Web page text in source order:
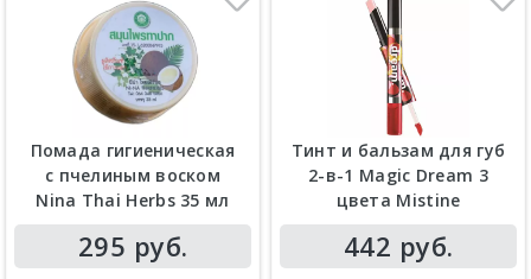
Помада гигиеническая
с пчелиным воском
Nina Thai Herbs 35 мл
295 руб.
Тинт и бальзам для губ
2-в-1 Magic Dream 3
цвета Mistine
442 руб.